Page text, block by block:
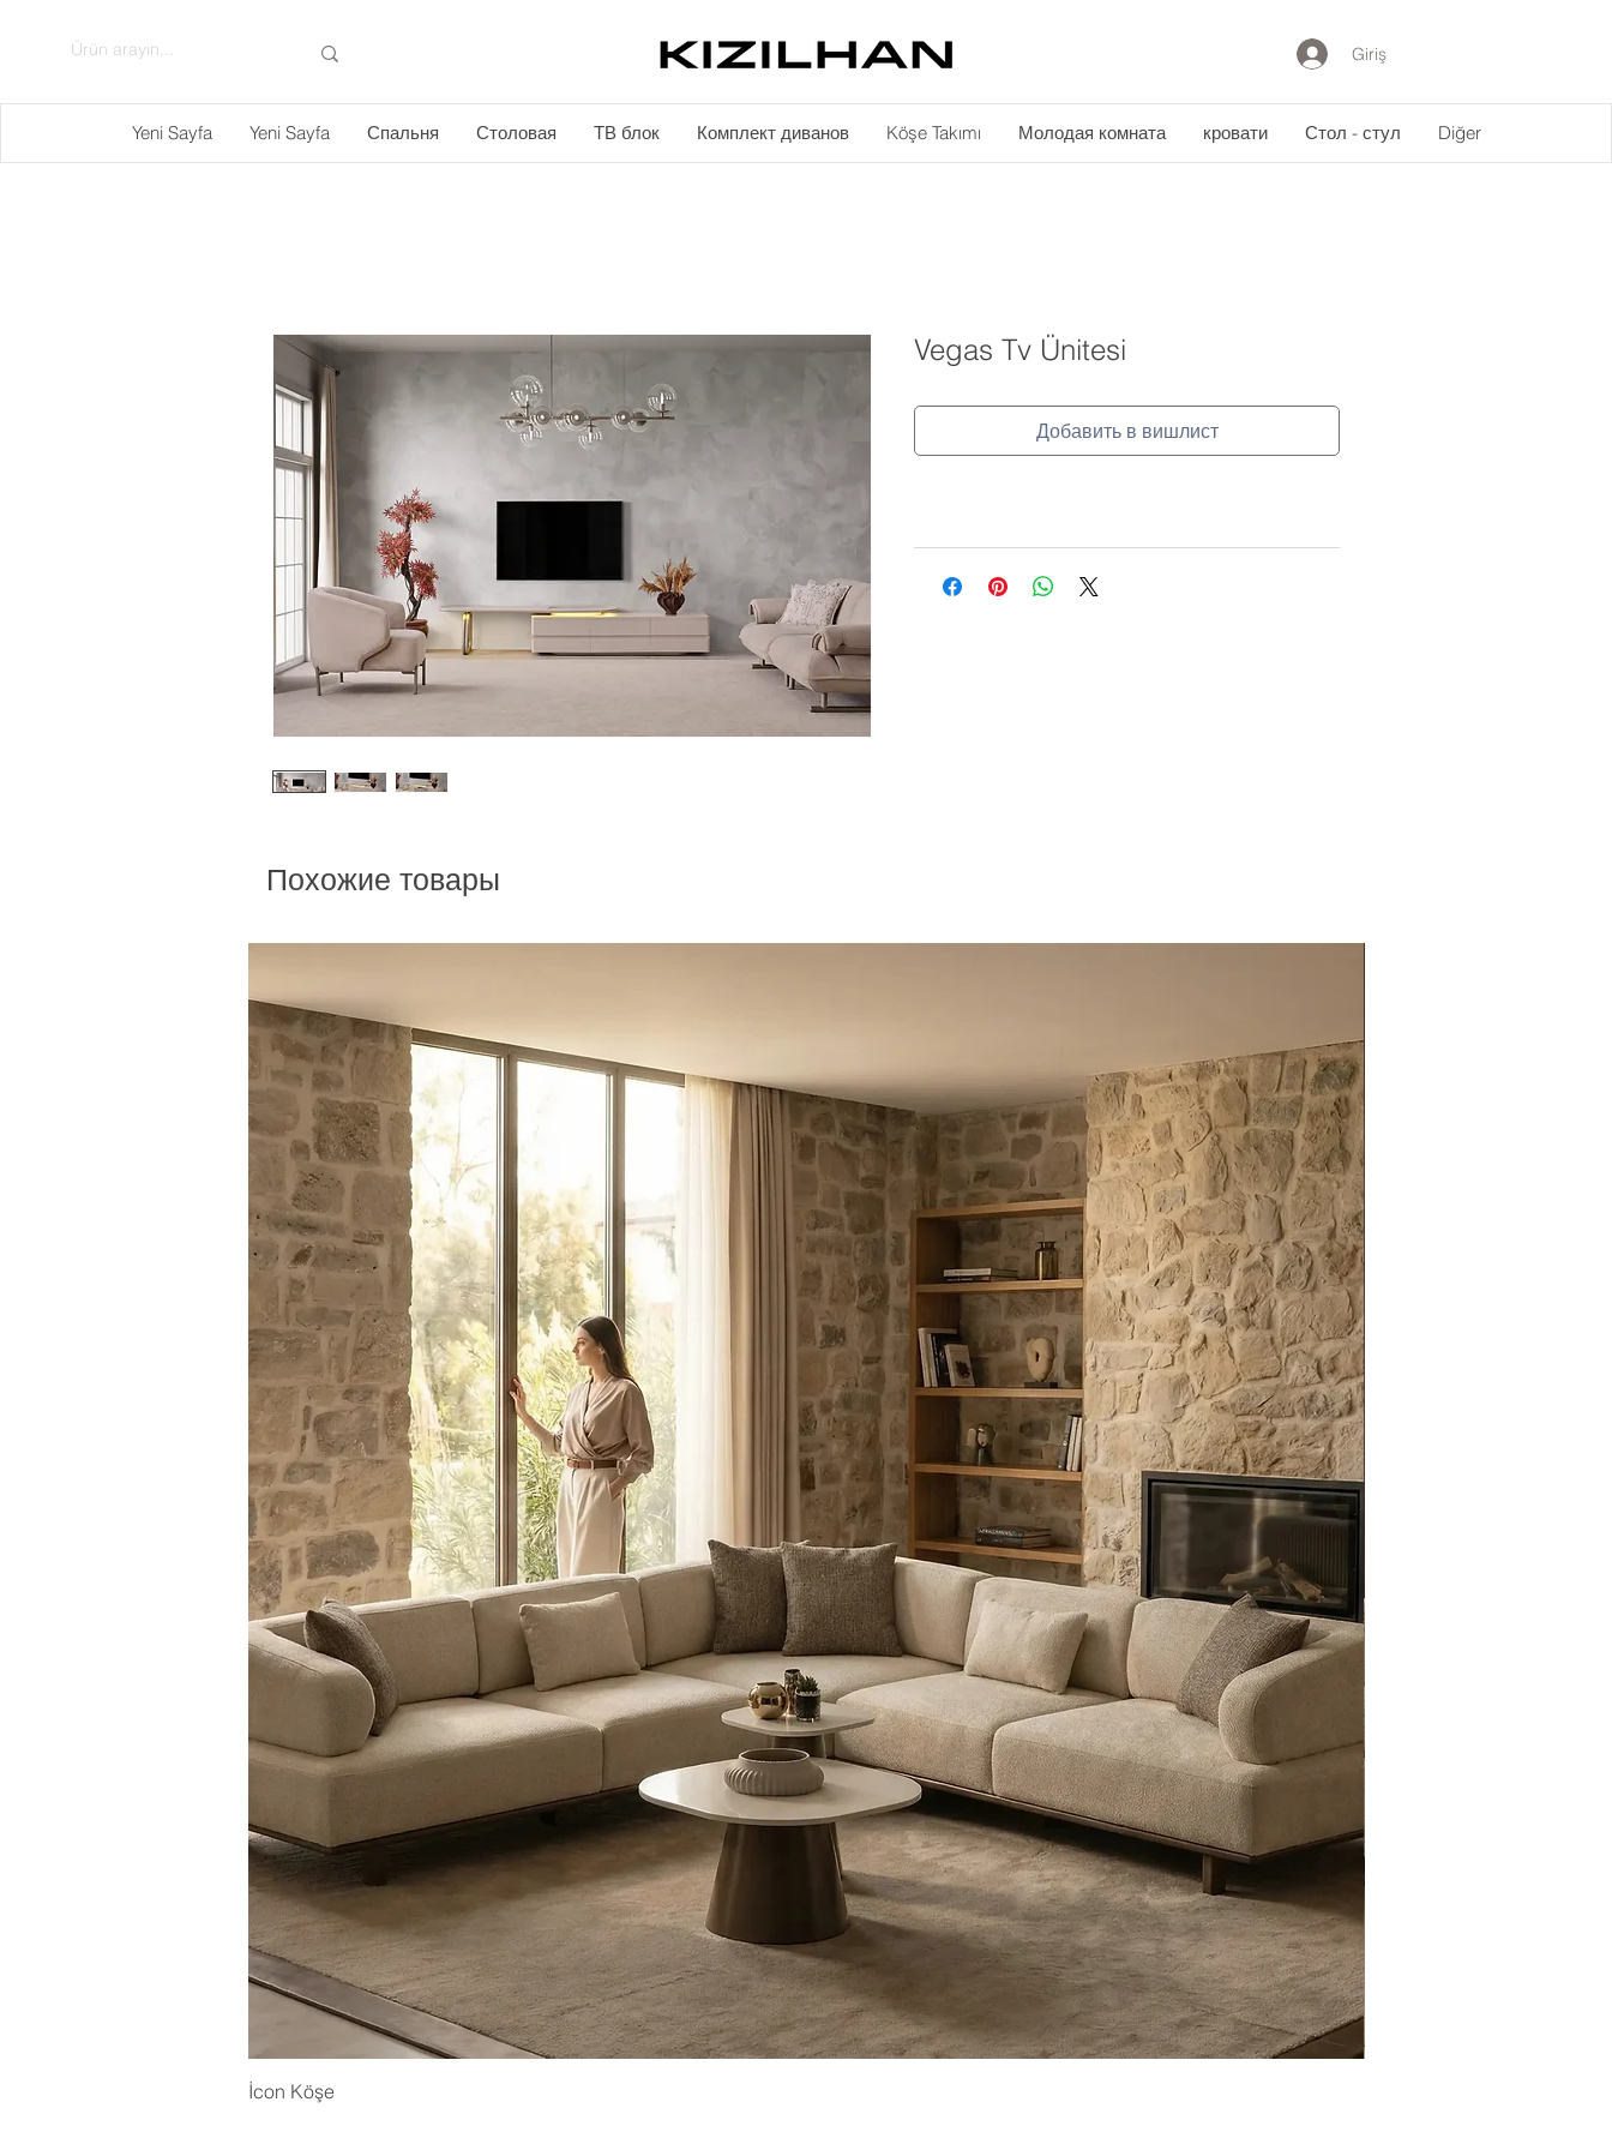
Giriş
Yeni Sayfa Yeni Sayfa Спальня Столовая ТВ блок Комплект диванов Köşe Takımı Молодая комната кровати Стол - стул Diğer
Vegas Tv Ünitesi
Добавить в вишлист
Похожие товары
İcon Köşe